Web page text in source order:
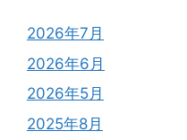
2026年7月
2026年6月
2026年5月
2025年8月